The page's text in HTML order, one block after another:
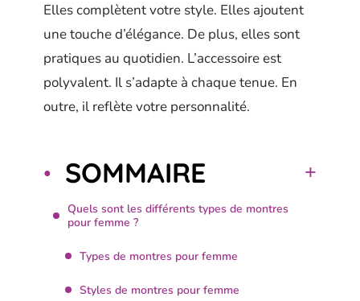
Elles complètent votre style. Elles ajoutent
une touche d’élégance. De plus, elles sont
pratiques au quotidien. L’accessoire est
polyvalent. Il s’adapte à chaque tenue. En
outre, il reflète votre personnalité.
SOMMAIRE
Quels sont les différents types de montres
pour femme ?
Types de montres pour femme
Styles de montres pour femme